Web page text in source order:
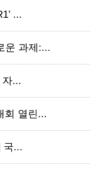
...
운 과제:...
자...
회 열린...
국...